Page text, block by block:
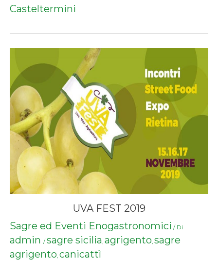
Casteltermini
UVA FEST 2019
Sagre ed Eventi Enogastronomici / Di
admin / sagre sicilia, agrigento, sagre
agrigento, canicattì